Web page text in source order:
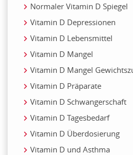
Normaler Vitamin D Spiegel
Vitamin D Depressionen
Vitamin D Lebensmittel
Vitamin D Mangel
Vitamin D Mangel
Vitamin D Präparate
Vitamin D Schwangerschaft
Vitamin D Tagesbedarf
Vitamin D Überdosierung
Vitamin D und Asthma